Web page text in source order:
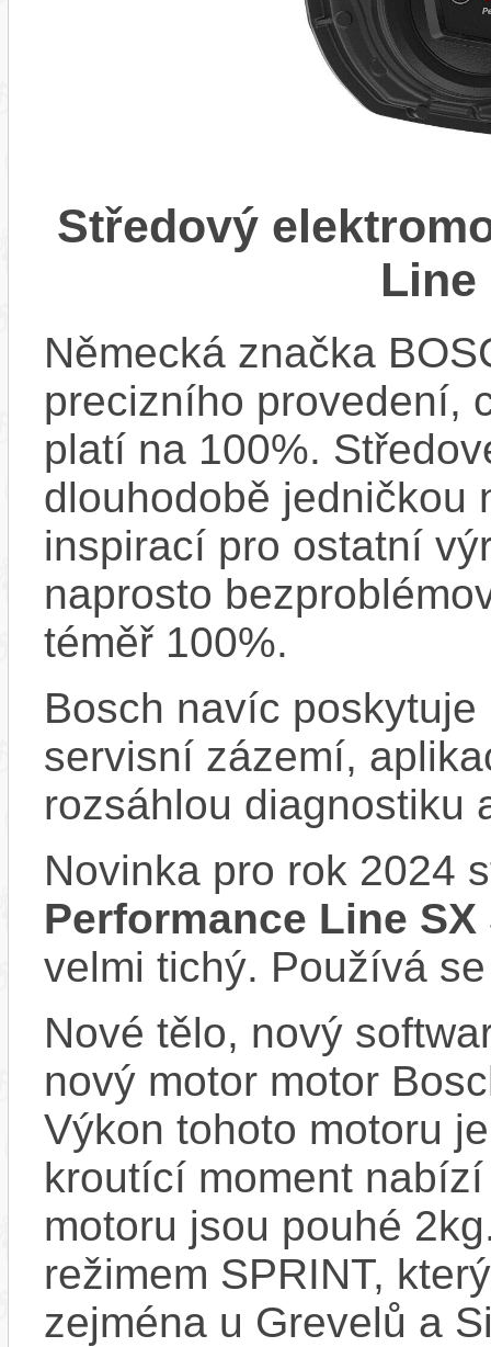
Středový
Line
Německá značka
precizního provedení,
platí na 100%.
dlouhodobě jedničkou
inspirací pro ostatní
naprosto
téměř 100%.
Bosch navíc
servisní zázemí,
rozsáhlou diagnostiku
Novinka pro rok 2024
Performance Line SX
velmi tichý. Používá
Nové tělo, nový
nový motor motor
Výkon tohoto motoru
kroutící moment
motoru jsou pouhé
režimem SPRINT,
zejména u Grevelů a